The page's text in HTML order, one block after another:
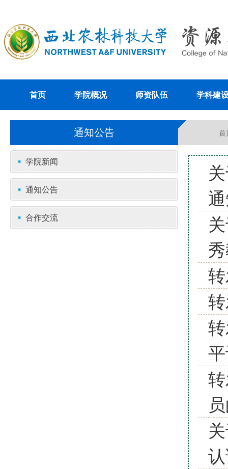
首页 学院概况 师资队伍 学科建
通知公告 首
学院新闻
通知公告
合作交流